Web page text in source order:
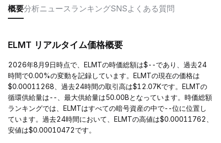
概要分析ニュース ランキングSNSよくある質問
ELMT リアルタイム価格概要
2026年8月9日時点で、ELMTの時価総額は$--であり、過去24
時間で0.00%の変動を記録しています。ELMTの現在の価格は
$0.00011268、過去24時間の取引高は$12.07Kです。ELMTの
循環供給量は--、最大供給量は50.00Bとなっています。時価総額
ランキングでは、ELMTはすべての暗号資産の中で--位に位置し
ています。過去24時間において、ELMTの高値は$0.00011762、
安値は$0.00010472です。